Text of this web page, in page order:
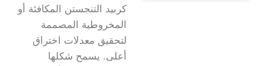
كربيد التنجستن المكافئة أو
المخروطية المصممة
لتحقيق معدلات اختراق
أعلى. يسمح شكلها